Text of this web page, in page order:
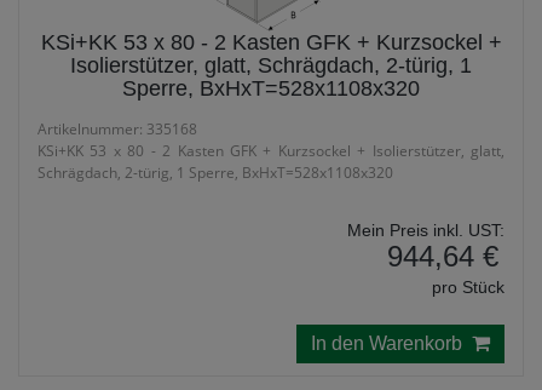
KSi+KK 53 x 80 - 2 Kasten GFK + Kurzsockel +
Isolierstützer, glatt, Schrägdach, 2-türig, 1
Sperre, BxHxT=528x1108x320
Artikelnummer: 335168
KSi+KK 53 x 80 - 2 Kasten GFK + Kurzsockel + Isolierstützer, glatt,
Schrägdach, 2-türig, 1 Sperre, BxHxT=528x1108x320
Mein Preis inkl. UST:
944,64 €
pro Stück
In den Warenkorb